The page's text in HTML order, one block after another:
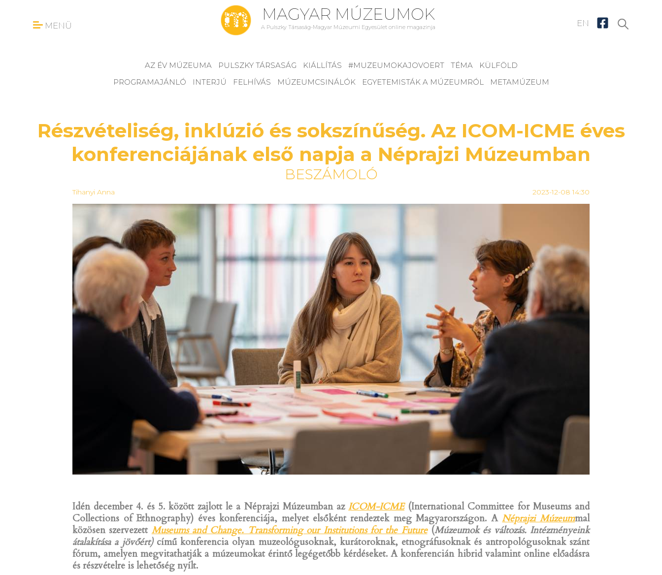
MENÜ
MAGYAR MÚZEUMOK
A Pulszky Társaság-Magyar Múzeumi Egyesület online magazinja EN
AZ ÉV MÚZEUMA PULSZKY TÁRSASÁG KIÁLLÍTÁS #MUZEUMOKAJOVOERT TÉMA
KÜLFÖLD
PROGRAMAJÁNLÓ
INTERJÚ FELHÍVÁS MÚZEUMCSINÁLÓK EGYETEMISTÁK A MÚZEUMRÓL METAMÚZEUM
Részvételiség, inklúzió és sokszínűség. Az ICOM-ICME éves
konferenciájának első napja a Néprajzi Múzeumban
BESZÁMOLÓ
Tihanyi Anna 2023-12-08 14:30
Idén december 4. és 5. között zajlott le a Néprajzi Múzeumban az ICOM-ICME(International Committee for Museums and
Collections of Ethnography) éves konferenciája, melyet elsőként rendeztek meg Magyarországon. ANéprajzi Múzeummal
közösen szervezett Museums and Change. Transforming our Institutions for the Future (Múzeumok és változás. Intézményeink
átalakítása a jövőért)című konferencia olyan muzeológusoknak, kurátoroknak, etnográfusoknak és antropológusoknak szánt
fórum, amelyen megvitathatják a múzeumokat érintő legégetőbb kérdéseket. A konferencián hibrid valamint online előadásra
és részvételre is lehetőség nyílt.